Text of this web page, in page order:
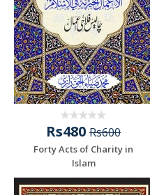
Rs480 Rs600
Forty Acts of Charity in
Islam